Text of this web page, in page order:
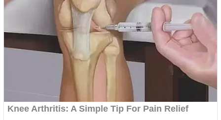
Anchetă incendiară la
Gherla, polițist acuzat de
abuz în serviciu
Covid-19: 755 de cazuri
noi în România